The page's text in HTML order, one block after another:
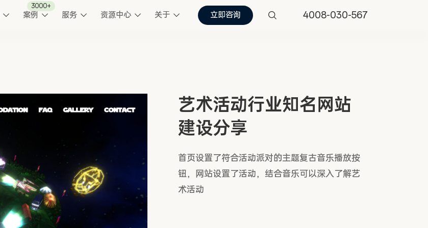
案例
3000+
服务 资源中心 关于 立即咨询 4008-030-567
艺术活动行业知名网站
建设分享
首页设置了符合活动派对的主题复古音乐播放按
钮，网站设置了活动，结合音乐可以深入了解艺
术活动